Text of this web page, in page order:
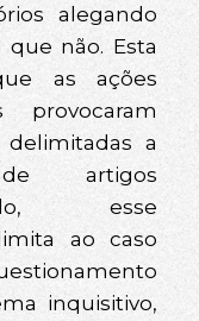
alegando
não. Esta
as ações
a
artigos
esse
ao caso
inquisitivo,